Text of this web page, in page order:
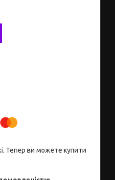
Тепер ви можете купити